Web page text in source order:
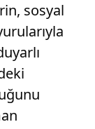
sosyal